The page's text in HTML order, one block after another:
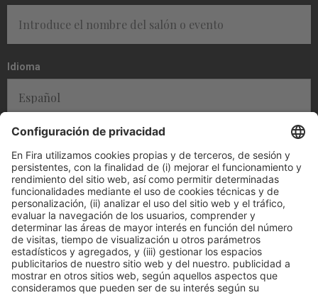
Idioma
Mensaje
He leído y acepto lapolítica de privacidad